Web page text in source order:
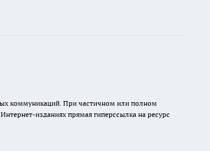
коммуникаций. При частичном или полном
изданиях прямая гиперссылка на ресурс